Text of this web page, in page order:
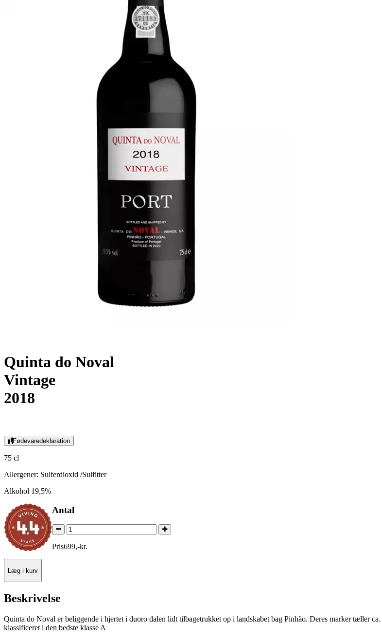
Quinta do Noval
Vintage
2018
Fødevaredeklaration
75 cl
Allergener: Sulferdioxid /Sulfitter
Alkohol 19,5%
Antal
Pris699,-kr.
Læg i kurv
Beskrivelse
Quinta do Noval er beliggende i hjertet i duoro dalen lidt tilbagetrukket op i landskabet bag Pinhão. Deres marker tæller
klassificeret i den bedste klasse A